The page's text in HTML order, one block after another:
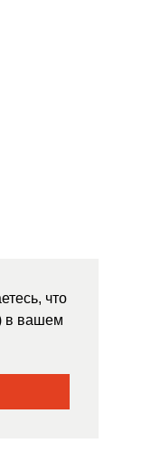
что
в вашем